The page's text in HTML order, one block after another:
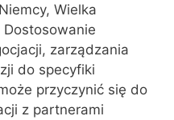
Wielka
zarządzania
do specyfiki
przyczynić się do
z partnerami